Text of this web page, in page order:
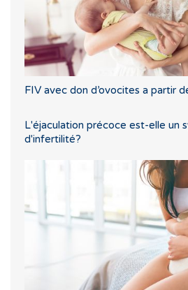
FIV avec don d’ovocites a partir
L'éjaculation précoce est-elle un
d'infertilité?